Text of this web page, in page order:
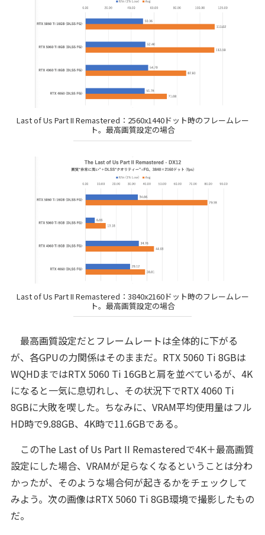
Last of Us Part II Remastered：2560x1440ドット時のフレームレー
ト。最高画質設定の場合
Last of Us Part II Remastered：3840x2160ドット時のフレームレー
ト。最高画質設定の場合
最高画質設定だとフレームレートは全体的に下がる
が、各GPUの力関係はそのままだ。RTX 5060 Ti 8GBは
WQHDまではRTX 5060 Ti 16GBと肩を並べているが、4K
になると一気に息切れし、その状況下でRTX 4060 Ti
8GBに大敗を喫した。ちなみに、VRAM平均使用量はフル
HD時で9.88GB、4K時で11.6GBである。
このThe Last of Us Part II Remasteredで4K＋最高画質
設定にした場合、VRAMが足らなくなるということは分わ
かったが、そのような場合何が起きるかをチェックして
みよう。次の画像はRTX 5060 Ti 8GB環境で撮影したもの
だ。